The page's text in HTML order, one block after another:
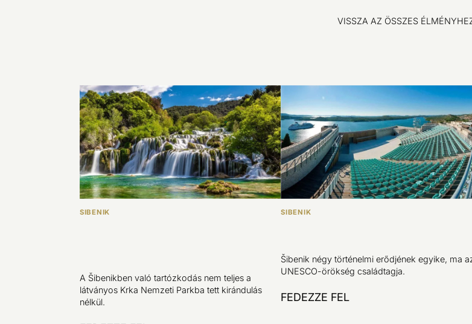
VISSZA AZ ÖSSZES
SIBENIK
A Šibenikben való tartózkodás nem teljes a
látványos Krka Nemzeti Parkba tett kirándulás
nélkül.
SIBENIK
Šibenik négy történelmi erődjének egyike, ma
UNESCO-örökség családtagja.
FEDEZZE FEL